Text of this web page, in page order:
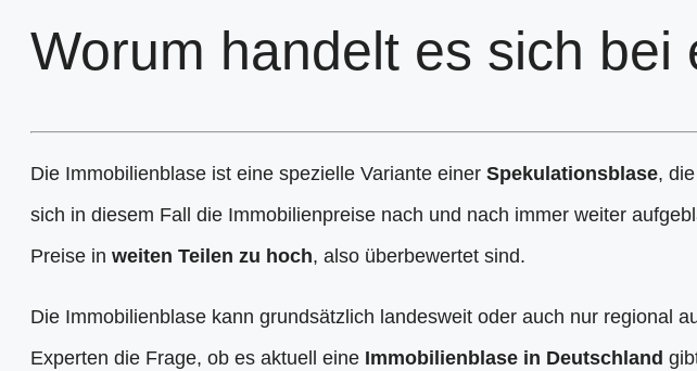
Worum handelt es sich
Die Immobilienblase ist eine spezielle Variante einer Spekulationsblase,
sich in diesem Fall die Immobilienpreise nach und nach immer weiter
Preise in weiten Teilen zu hoch, also überbewertet sind.
Die Immobilienblase kann grundsätzlich landesweit oder auch nur regional
Experten die Frage, ob es aktuell eine Immobilienblase in Deutschland